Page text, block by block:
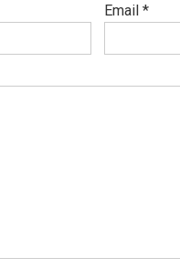
Email *